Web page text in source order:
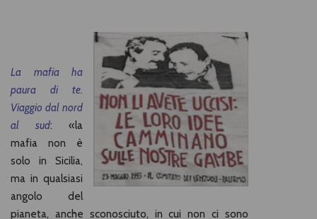
La mafia ha
paura di te.
Viaggio dal nord
al sud: «la
mafia non è
solo in Sicilia,
ma in qualsiasi
angolo del
pianeta, anche sconosciuto, in cui non ci sono